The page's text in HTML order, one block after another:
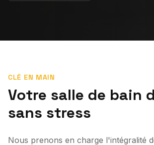
CLÉ EN MAIN
Votre salle de bain
sans stress
Nous prenons en charge l'intégralité